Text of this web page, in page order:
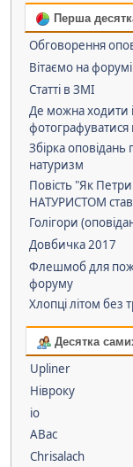
Перша
Обговорення
Вітаємо на форумі
Статті в ЗМІ
Де можна ходити і
фотографуватися
Збірка оповідань
натуризм
Повість "Як
НАТУРИСТОМ
Голігори
Довбичка 2017
Флешмоб для
форуму
Хлопці літом без
Десятка
Upliner
Нівроку
io
АВас
Chrisalach